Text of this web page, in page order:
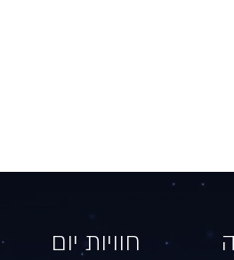
חוויות יום​